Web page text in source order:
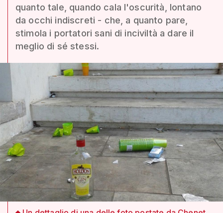
quanto tale, quando cala l'oscurità, lontano
da occhi indiscreti - che, a quanto pare,
stimola i portatori sani di inciviltà a dare il
meglio di sé stessi.